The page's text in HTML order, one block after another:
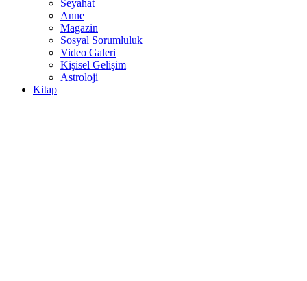
Seyahat
Anne
Magazin
Sosyal Sorumluluk
Video Galeri
Kişisel Gelişim
Astroloji
Kitap